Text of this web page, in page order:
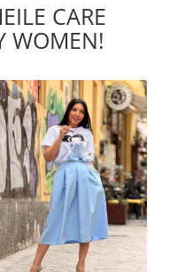
CARE
WOMEN!